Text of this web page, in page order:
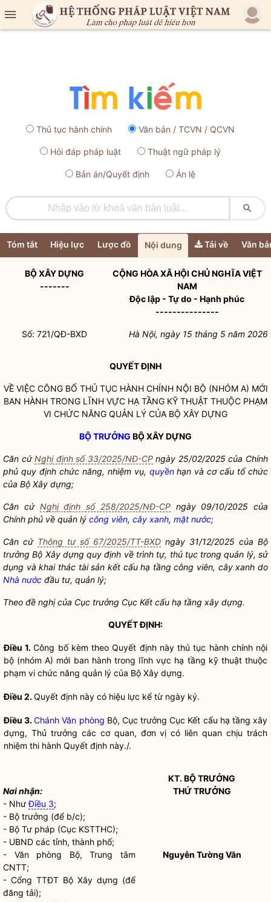

Thủ tục hành chính Văn bản / TCVN / QCVN
Hỏi đáp pháp luật Thuật ngữ pháp lý
Bản án/Quyết định Án lệ

Tóm tắt Hiệu lực Lược đồ Nội dung Tải về Văn
BỘ XÂY DỰNG
-------
CỘNG HÒA XÃ HỘI CHỦ NGHĨA VIỆT
NAM
Độc lập - Tự do - Hạnh phúc
---------------
Số: 721/QĐ-BXD Hà Nội, ngày 15 tháng 5 năm 2026
QUYẾT ĐỊNH
VỀ VIỆC CÔNG BỐ THỦ TỤC HÀNH CHÍNH NỘI BỘ (NHÓM A) MỚI
BAN HÀNH TRONG LĨNH VỰC HẠ TẦNG KỸ THUẬT THUỘC PHẠM
VI CHỨC NĂNG QUẢN LÝ CỦA BỘ XÂY DỰNG
BỘ TRƯỞNG BỘ XÂY DỰNG
Căn cứNghị định số 33/2025/NĐ-CPngày 25/02/2025 của Chính
phủ quy định chức năng, nhiệm vụ, quyềnhạn và cơ cấu tổ chức
của Bộ Xây dựng;
Căn cứ Nghị định số 258/2025/NĐ-CPngày 09/10/2025 của
Chính phủ về quản lý công viên, cây xanh, mặt nước;
Căn cứ Thông tư số 67/2025/TT-BXD ngày 31/12/2025 của Bộ
trưởng Bộ Xây dựng quy định về trình tự, thủ tục trong quản lý, sử
dụng và khai thác tài sản kết cấu hạ tầngcông viên, cây xanh do
Nhà nước đầu tư, quản lý;
Theo đề nghị của Cục trưởng Cục Kết cấu hạ tầng xây dựng.
QUYẾT ĐỊNH:
Điều 1.Công bố kèm theo Quyết định này thủ tục hành chính nội
bộ (nhóm A) mới ban hành trong lĩnh vực hạ tầng kỹ thuật thuộc
phạm vi chức năng quản lý của Bộ Xây dựng.
Điều 2.Quyết định này có hiệu lực kể từ ngày ký.
Điều 3.Chánh Văn phòng Bộ, Cục trưởng Cục Kết cấu hạ tầng xây
dựng, Thủ trưởng các cơ quan, đơn vị có liên quan chịu trách
nhiệm thi hành Quyết định này./.
Nơi nhận:
- NhưĐiều 3;
- Bộ trưởng (để b/c);
- Bộ Tư pháp (Cục KSTTHC);
- UBND các tỉnh, thành phố;
- Văn phòng Bộ, Trung tâm
CNTT;
- Cổng TTĐT Bộ Xây dựng (để
đăng tải);
KT.BỘ TRƯỞNG
THỨ TRƯỞNG
Nguyễn Tường Văn